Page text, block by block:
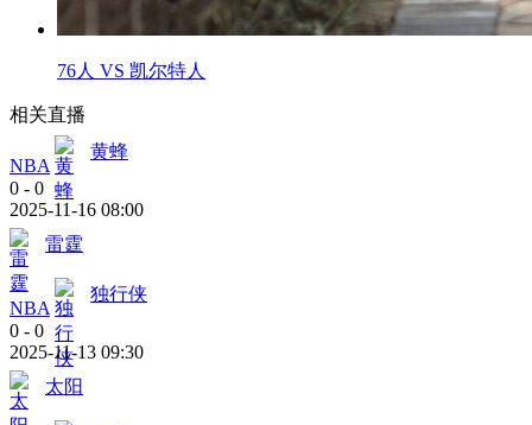
76人 VS 凯尔特人
相关直播
NBA
黄蜂
0 - 0
2025-11-16 08:00
雷霆
NBA
独行侠
0 - 0
2025-11-13 09:30
太阳